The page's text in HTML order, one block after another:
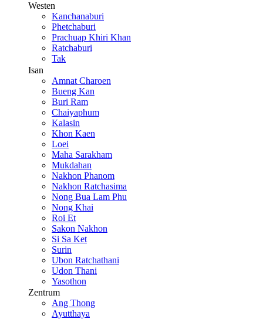
Westen
Kanchanaburi
Phetchaburi
Prachuap Khiri Khan
Ratchaburi
Tak
Isan
Amnat Charoen
Bueng Kan
Buri Ram
Chaiyaphum
Kalasin
Khon Kaen
Loei
Maha Sarakham
Mukdahan
Nakhon Phanom
Nakhon Ratchasima
Nong Bua Lam Phu
Nong Khai
Roi Et
Sakon Nakhon
Si Sa Ket
Surin
Ubon Ratchathani
Udon Thani
Yasothon
Zentrum
Ang Thong
Ayutthaya